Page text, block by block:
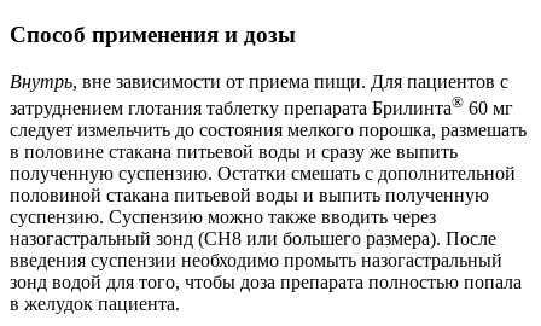
Способ применения и дозы
Внутрь, вне зависимости от приема пищи. Для пациентов с
затруднением глотания таблетку препарата Брилинта® 60 мг
следует измельчить до состояния мелкого порошка, размешать
в половине стакана питьевой воды и сразу же выпить
полученную суспензию. Остатки смешать с дополнительной
половиной стакана питьевой воды и выпить полученную
суспензию. Суспензию можно также вводить через
назогастральный зонд (СН8 или большего размера). После
введения суспензии необходимо промыть назогастральный
зонд водой для того, чтобы доза препарата полностью попала
в желудок пациента.